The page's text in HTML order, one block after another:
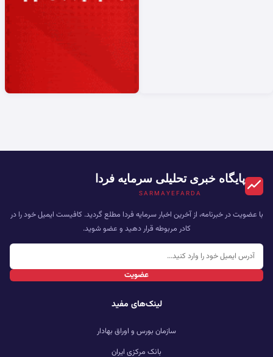
پایگاه خبری تحلیلی سرمایه فردا
SARMAYEFARDA
با عضویت در خبرنامه، از آخرین اخبار سرمایه فردا مطلع گردید. کافیست ایمیل خود را در
کادر مربوطه قرار دهید و عضو شوید.
عضویت
لینک‌های مفید
سازمان بورس و اوراق بهادار
بانک مرکزی ایران